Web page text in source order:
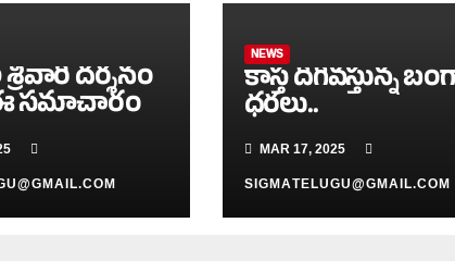
దర్శనం
సమాచారం
NEWS
కాస్త దిగివస్తున్న
ధరలు..
MAR 17, 2025
SIGMATELUGU@GMAIL.COM